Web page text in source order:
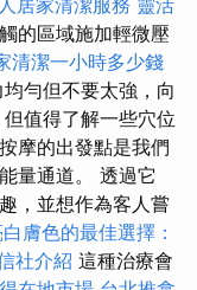
的區域施加輕微壓
清潔一小時多少錢
勻但不要太強，向
值得了解一些穴位
摩的出發點是我們
量通道。 透過它
，並想作為客人嘗
膚色的最佳選擇：
社介紹 這種治療會